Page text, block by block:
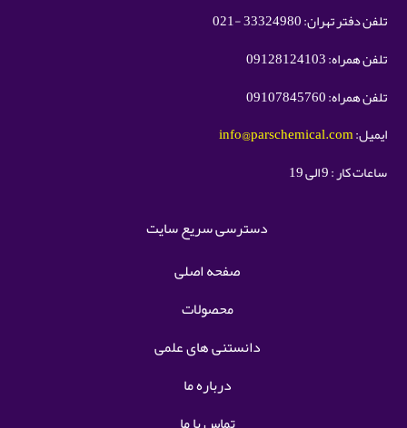
تلفن دفتر تهران: 33324980 -021
تلفن همراه: 09128124103
تلفن همراه: 09107845760
ایمیل:info@parschemical.com
ساعات کار : 9 الی 19
دسترسی سریع سایت
صفحه اصلی
محصولات
دانستنی های علمی
درباره ما